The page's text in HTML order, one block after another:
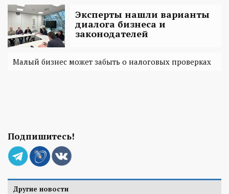
Эксперты нашли варианты
диалога бизнеса и
законодателей
Малый бизнес может забыть о налоговых проверках
Подпишитесь!
Другие новости